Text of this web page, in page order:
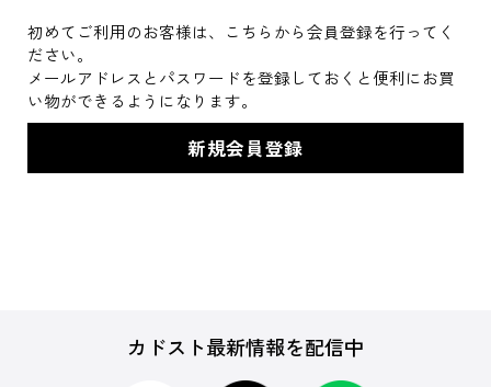
初めてご利用のお客様は、こちらから会員登録を行ってく
ださい。
メールアドレスとパスワードを登録しておくと便利にお買
い物ができるようになります。
カドスト最新情報を配信中